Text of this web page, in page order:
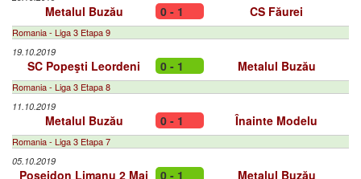
Metalul Buzău 0 - 1 CS Făurei
Romania - Liga 3 Etapa 9
19.10.2019
SC Popeşti Leordeni 0 - 1 Metalul Buzău
Romania - Liga 3 Etapa 8
11.10.2019
Metalul Buzău 0 - 1 Înainte Modelu
Romania - Liga 3 Etapa 7
05.10.2019
Poseidon Limanu 2 Mai 0 - 1 Metalul Buzău